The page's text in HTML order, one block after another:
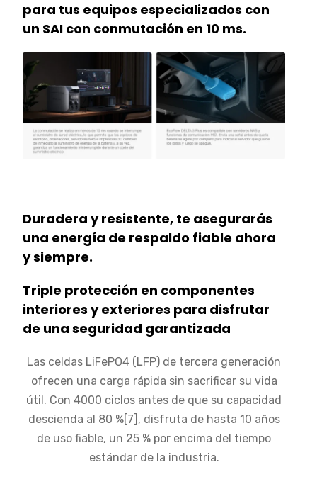
para tus equipos especializados con
un SAI con conmutación en 10 ms.
Duradera y resistente, te asegurarás
una energía de respaldo fiable ahora
y siempre.
Triple protección en componentes
interiores y exteriores para disfrutar
de una seguridad garantizada
Las celdas LiFePO4 (LFP) de tercera generación
ofrecen una carga rápida sin sacrificar su vida
útil. Con 4000 ciclos antes de que su capacidad
descienda al 80 %[7], disfruta de hasta 10 años
de uso fiable, un 25 % por encima del tiempo
estándar de la industria.